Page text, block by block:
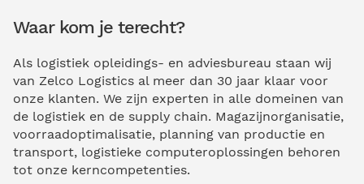
Waar kom je terecht?
Als logistiek opleidings- en adviesbureau staan wij
van Zelco Logistics al meer dan 30 jaar klaar voor
onze klanten. We zijn experten in alle domeinen van
de logistiek en de supply chain. Magazijnorganisatie,
voorraadoptimalisatie, planning van productie en
transport, logistieke computeroplossingen behoren
tot onze kerncompetenties.